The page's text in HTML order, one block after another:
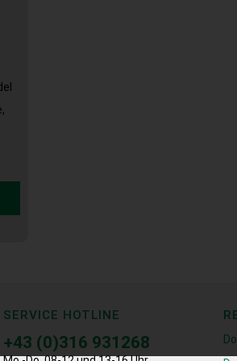
SERVICE HOTLINE
+43 (0)316 931268